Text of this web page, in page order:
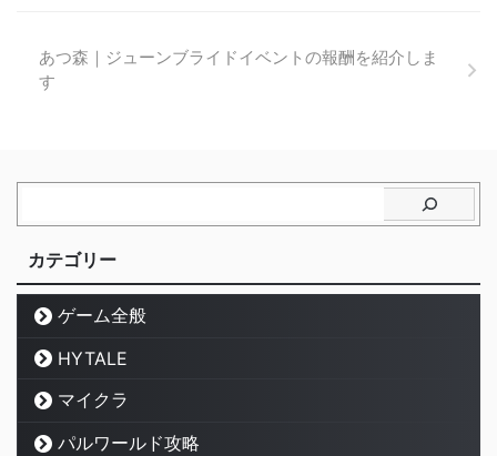
あつ森｜ジューンブライドイベントの報酬を紹介しま
す
カテゴリー
ゲーム全般
HYTALE
マイクラ
パルワールド攻略